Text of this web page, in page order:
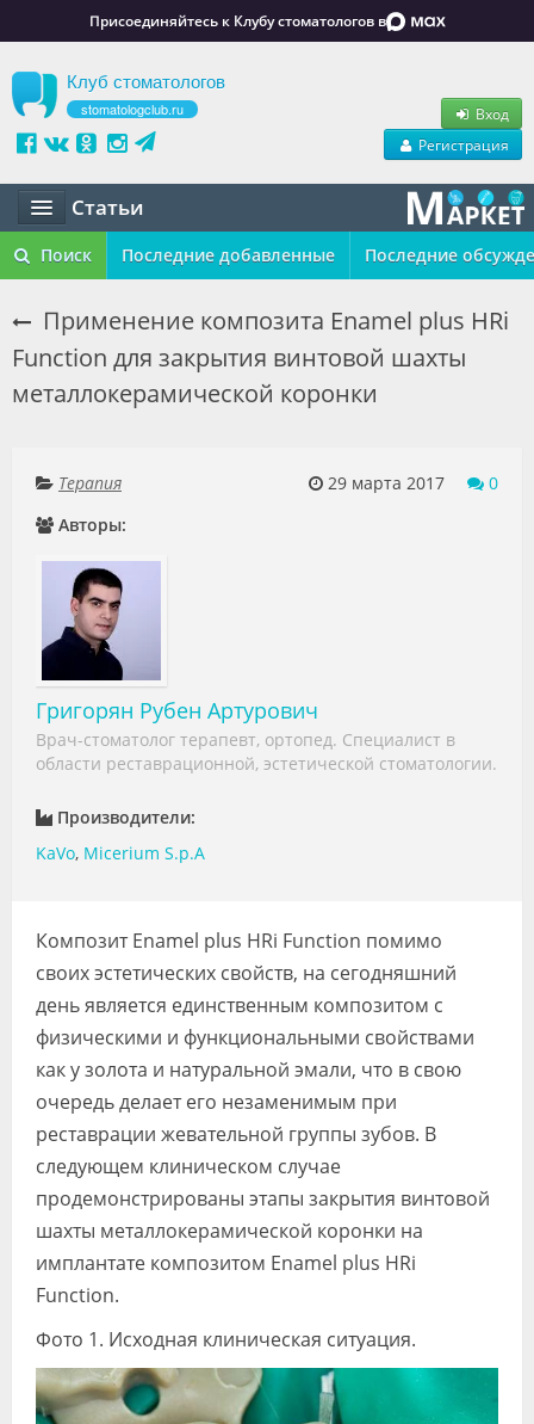
Присоединяйтесь к Клубу стоматологов в
Клуб стоматологов
stomatologclub.ru
Вход
Регистрация
Статьи
Статьи
Обучение
Вакансии
Видео
Форум
Клиники
Специалисты
Галерея
Блоги
Лаборатории
Поиск Последние добавленные Последние
Применение композита Enamel plus HRi
Function для закрытия винтовой шахты
металлокерамической коронки
Терапия 29 марта 2017
0
Авторы:
Григорян Рубен Артурович
Врач-стоматолог терапевт, ортопед. Специалист в
области реставрационной, эстетической стоматологии.
Производители:
KaVo, Micerium S.p.A
Композит Enamel plus HRi Function помимо
своих эстетических свойств, на сегодняшний
день является единственным композитом с
физическими и функциональными свойствами
как у золота и натуральной эмали, что в свою
очередь делает его незаменимым при
реставрации жевательной группы зубов. В
следующем клиническом случае
продемонстрированы этапы закрытия винтовой
шахты металлокерамической коронки на
имплантате композитом Enamel plus HRi
Function.
Фото 1. Исходная клиническая ситуация.